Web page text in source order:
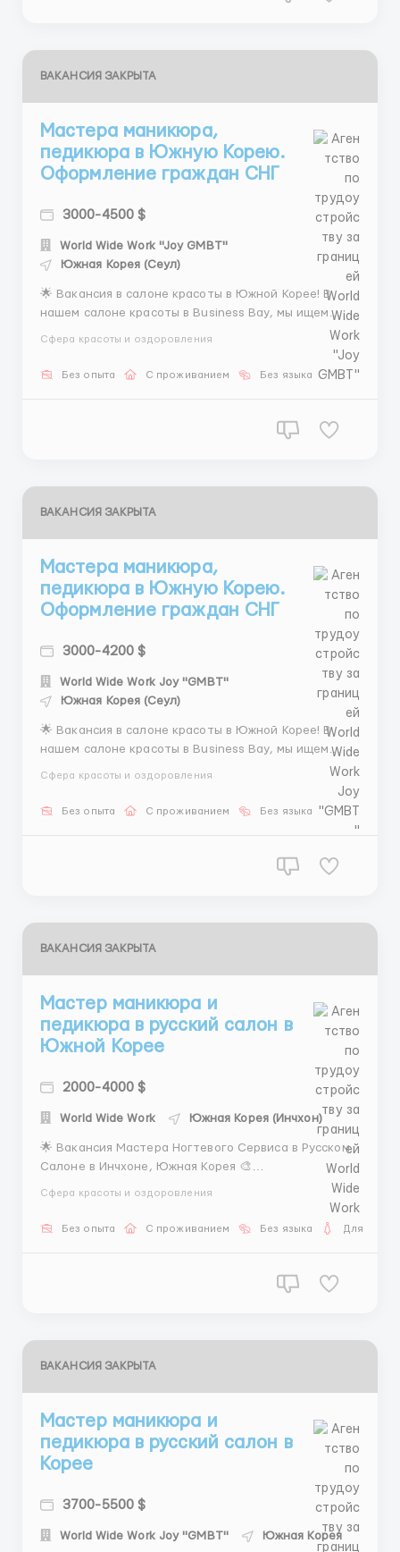
ВАКАНСИЯ ЗАКРЫТА
Мастера маникюра,
педикюра в Южную Корею.
Оформление граждан СНГ
3000-4500 $
World Wide Work "Joy GMBT"
Южная Корея (Сеул)
🌟 Вакансия в салоне красоты в Южной Корее! В
нашем салоне красоты в Business Bay, мы ищем
опытных мастеров маникюра и педикюра с русским
заработная плата от 2500 до 4500$ в месяц, с
Сфера красоты и оздоровления
Без опыта С проживанием Без языка
ВАКАНСИЯ ЗАКРЫТА
Мастера маникюра,
педикюра в Южную Корею.
Оформление граждан СНГ
3000-4200 $
World Wide Work Joy "GMBT"
Южная Корея (Сеул)
🌟 Вакансия в салоне красоты в Южной Корее! В
нашем салоне красоты в Business Bay, мы ищем
опытных мастеров маникюра и педикюра с русским
заработная плата от 2500 до 4500$ в месяц, с
возможностью получения комиссии при выполнении
Сфера красоты и оздоровления
Без опыта С проживанием Без языка
ВАКАНСИЯ ЗАКРЫТА
Мастер маникюра и
педикюра в русский салон в
Южной Корее
2000-4000 $
World Wide Work Южная Корея (Инчхон)
🌟 Вакансия Мастера Ногтевого Сервиса в Русском
Салоне в Инчхоне, Южная Корея 🎨
команде в роскошном русском салоне красоты в
самом сердце Инчхона, Южная Корея, в качестве
Сфера красоты и оздоровления
Без опыта С проживанием Без языка Для
ВАКАНСИЯ ЗАКРЫТА
Мастер маникюра и
педикюра в русский салон в
Корее
3700-5500 $
World Wide Work Joy "GMBT" Южная Корея